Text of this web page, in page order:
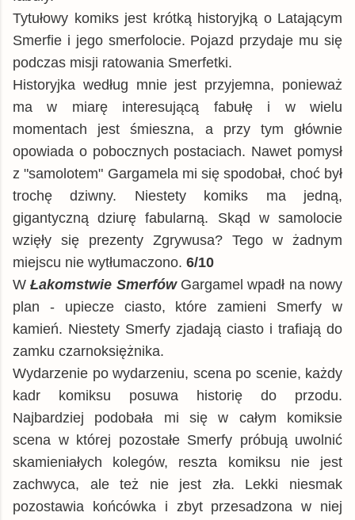
Tytułowy komiks jest krótką historyjką o Latającym
Smerfie i jego smerfolocie. Pojazd przydaje mu się
podczas misji ratowania Smerfetki.
Historyjka według mnie jest przyjemna, ponieważ
ma w miarę interesującą fabułę i w wielu
momentach jest śmieszna, a przy tym głównie
opowiada o pobocznych postaciach. Nawet pomysł
z "samolotem" Gargamela mi się spodobał, choć był
trochę dziwny. Niestety komiks ma jedną,
gigantyczną dziurę fabularną. Skąd w samolocie
wzięły się prezenty Zgrywusa? Tego w żadnym
miejscu nie wytłumaczono. 6/10
WŁakomstwie Smerfów Gargamel wpadł na nowy
plan - upiecze ciasto, które zamieni Smerfy w
kamień. Niestety Smerfy zjadają ciasto i trafiają do
zamku czarnoksiężnika.
Wydarzenie po wydarzeniu, scena po scenie, każdy
kadr komiksu posuwa historię do przodu.
Najbardziej podobała mi się w całym komiksie
scena w której pozostałe Smerfy próbują uwolnić
skamieniałych kolegów, reszta komiksu nie jest
zachwyca, ale też nie jest zła. Lekki niesmak
pozostawia końcówka i zbyt przesadzona w niej